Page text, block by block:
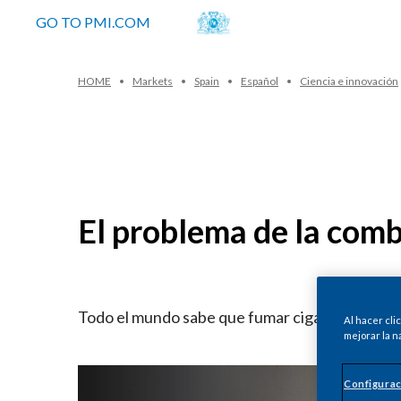
GO TO PMI.COM
HOME Markets Spain Español Ciencia e innovación
El problema de la
Todo el mundo sabe que fumar cigarrillos es
Al hacer
mejorar la